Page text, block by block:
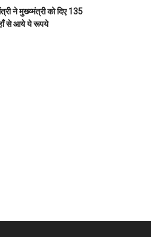
ने मुख्य्मंत्री को दिए 135
से आये ये रूपये